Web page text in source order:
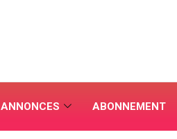
ANNONCES ABONNEMENT